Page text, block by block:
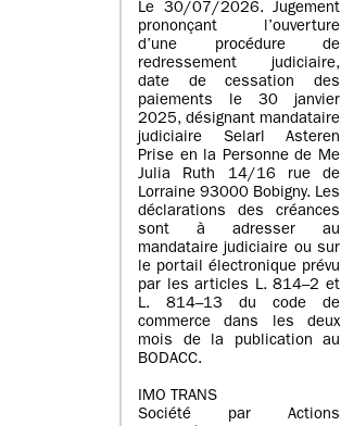
Le 30/07/2026. Jugement
prononçant l’ouverture
d’une procédure de
redressement judiciaire,
date de cessation des
paiements le 30 janvier
2025, désignant mandataire
judiciaire Selarl Asteren
Prise en la Personne de Me
Julia Ruth 14/16 rue de
Lorraine 93000 Bobigny. Les
déclarations des créances
sont à adresser au
mandataire judiciaire ou sur
le portail électronique prévu
par les articles L. 814–2 et
L. 814–13 du code de
commerce dans les deux
mois de la publication au
BODACC.
IMO TRANS
Société par Actions